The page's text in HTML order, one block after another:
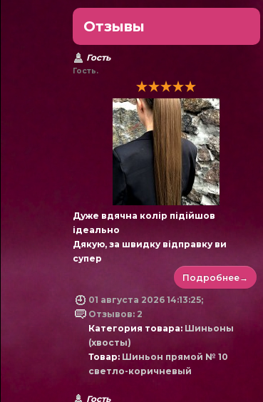
Отзывы
Гость
Гость.
Дуже вдячна колір підійшов
ідеально
Дякую, за швидку відправку ви
супер
Подробнее→
01 августа 2026 14:13:25;
Отзывов: 2
Категория товара: Шиньоны
(хвосты)
Товар: Шиньон прямой № 10
светло-коричневый
Гость